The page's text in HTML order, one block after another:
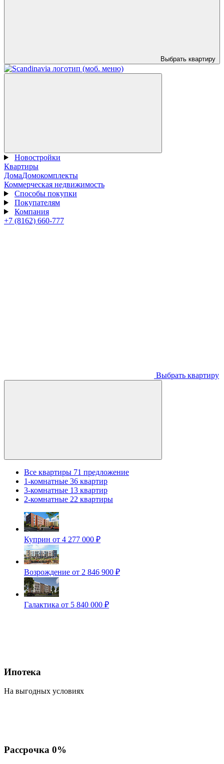
Выбрать квартиру
Новостройки
Квартиры
ДомаДомокомплекты
Коммерческая недвижимость
Способы покупки
Покупателям
Компания
+7 (8162) 660-777
Выбрать квартиру
Все квартиры 71 предложение
1-комнатные 36 квартир
3-комнатные 13 квартир
2-комнатные 22 квартиры
Куприн от 4 277 000 ₽
Возрождение от 2 846 900 ₽
Галактика от 5 840 000 ₽
Ипотека
На выгодных условиях
Рассрочка 0%